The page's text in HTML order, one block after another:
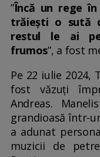
”Încă un rege în
trăiești o sută
restul le ai
frumos”, a fost
Pe 22 iulie 2024,
fost văzuți
Andreas.
grandioasă într-
a adunat
muzicii de